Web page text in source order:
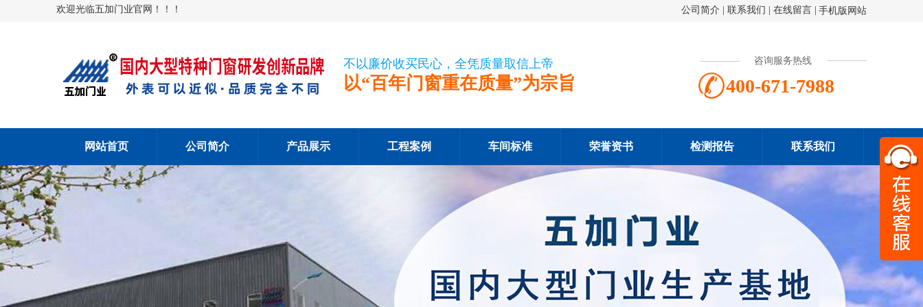
欢迎光临五加门业官网！！！ 手机版网站
公司简介 联系我们 在线留言
不以廉价收买民心，全凭质量取信上帝
以“百年门窗重在质量”为宗旨
咨询服务热线
400-671-7988
网站首页 公司简介 产品展示 工程案例 车间标准 荣誉资书 检测报告 联系我们
扫一